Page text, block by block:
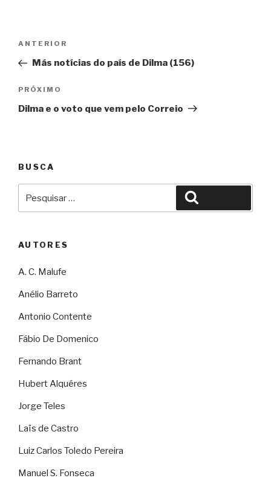
Post
Anterior
ANTERIOR
Más notícias do país de Dilma (156)
Próximo
PRÓXIMO
Dilma e o voto que vem pelo Correio
BUSCA
por:
AUTORES
A. C. Malufe
Anélio Barreto
Antonio Contente
Fábio De Domenico
Fernando Brant
Hubert Alquéres
Jorge Teles
Laïs de Castro
Luiz Carlos Toledo Pereira
Manuel S. Fonseca